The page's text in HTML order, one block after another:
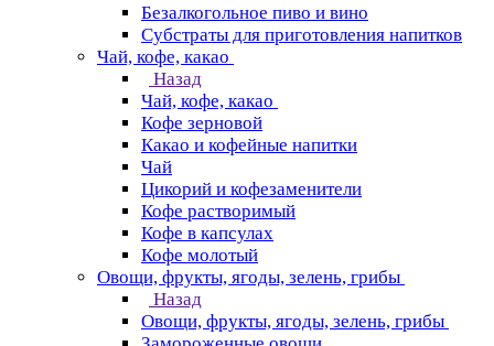
Безалкогольное пиво и вино
Субстраты для приготовления напитков
Чай, кофе, какао
Назад
Чай, кофе, какао
Кофе зерновой
Какао и кофейные напитки
Чай
Цикорий и кофезаменители
Кофе растворимый
Кофе в капсулах
Кофе молотый
Овощи, фрукты, ягоды, зелень, грибы
Назад
Овощи, фрукты, ягоды, зелень, грибы